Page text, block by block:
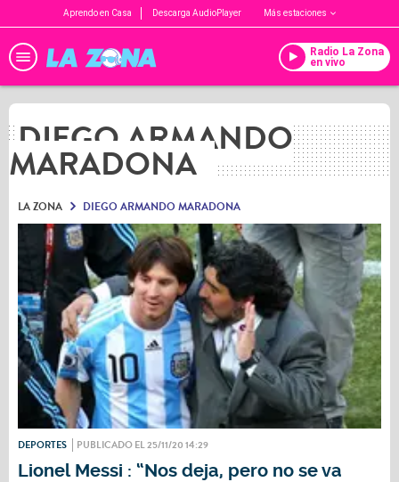
Aprendo en Casa Descarga AudioPlayer Más estaciones
Radio La Zona
en vivo
DIEGO ARMANDO
MARADONA
LA ZONA DIEGO ARMANDO MARADONA
DEPORTES PUBLICADO EL 25/11/20 14:29
Lionel Messi : “Nos deja, pero no se va